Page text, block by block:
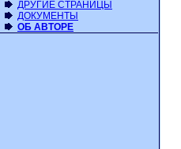
ДРУГИЕ СТРАНИЦЫ
ДОКУМЕНТЫ
ОБ АВТОРЕ